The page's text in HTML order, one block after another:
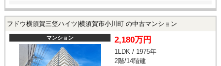
フドウ横須賀三笠ハイツ|横須賀市小川町 の中古マンション
マンション 2,180万円
1LDK / 1975年
2階/14階建